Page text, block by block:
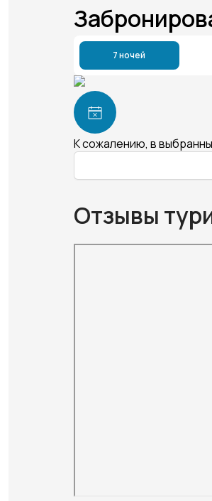
7 ночей
К сожалению, в
Отзывы